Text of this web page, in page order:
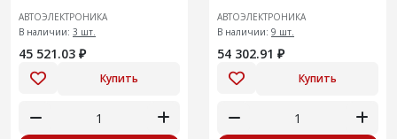
122.3405010000-06/07
АВТОЭЛЕКТРОНИКА
В наличии: 3 шт.
45 521.03 ₽
Купить
АВТОЭЛЕКТРОНИКА
В наличии: 9 шт.
54 302.91 ₽
Купить